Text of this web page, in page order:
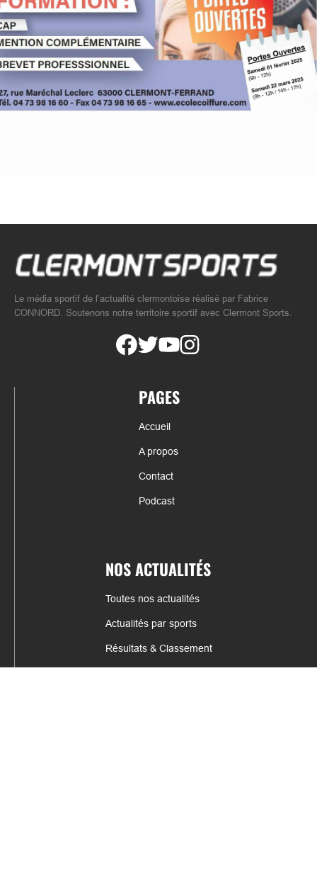
Le média sportif de l’actualité clermontoise réalisé par Fabrice
CONNORD. Soutenons notre territoire sportif avec Clermont Sports.
PAGES
Accueil
A propos
Contact
Podcast
NOS ACTUALITÉS
Toutes nos actualités
Actualités par sports
Résultats & Classement